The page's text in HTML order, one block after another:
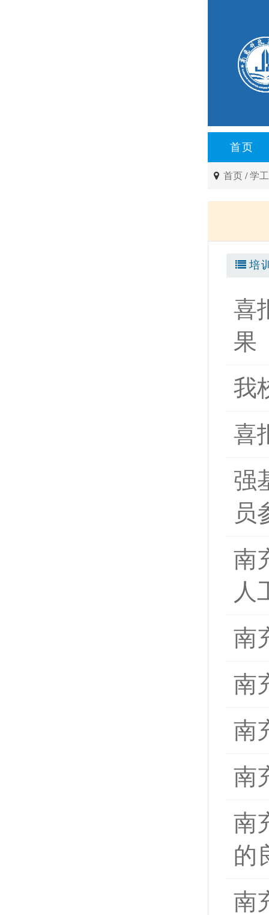
首页
首页 /学
培
喜
果
我
喜
强
员
南
人
南
南
南
南
南
的
南